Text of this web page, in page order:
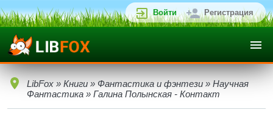
Войти Регистрация
LibFox » Книги » Фантастика и фэнтези » Научная
Фантастика » Галина Полынская - Контакт